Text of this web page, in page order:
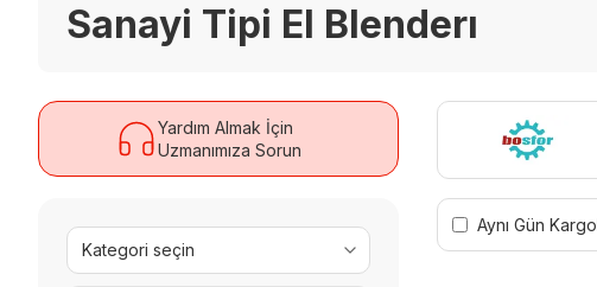
Sanayi Tipi El Blenderı
Yardım Almak İçin
Uzmanımıza Sorun
Aynı Gün Kargo